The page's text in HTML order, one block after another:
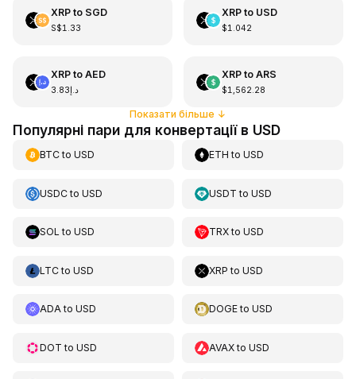
XRPto SGD
S$1.33
XRPto USD
$1.042
XRPto AED
د.إ3.83
XRPto ARS
$1,562.28
Показати більше ↓
Популярні пари для конвертації в USD
BTCto USD ETH toUSD
USDCto USD USDT toUSD
SOL to USD TRXtoUSD
LTCto USD XRP toUSD
ADAto USD DOGEtoUSD
DOT to USD AVAXtoUSD